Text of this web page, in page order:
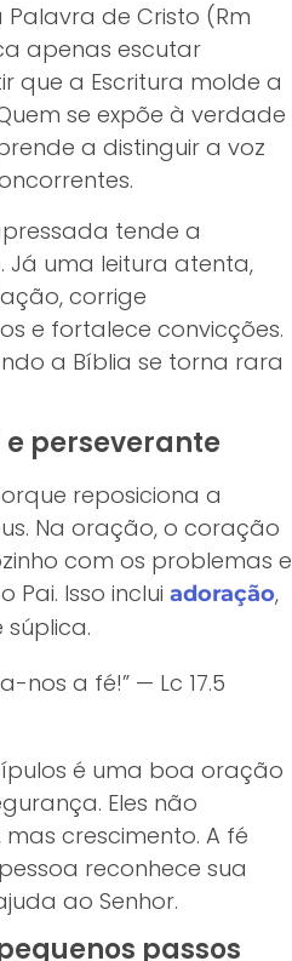
de Cristo (Rm
apenas escutar
que a Escritura molde a
se expõe à verdade
a distinguir a voz
tende a
Já uma leitura atenta,
corrige
e fortalece convicções.
a Bíblia se torna rara
perseverante
reposiciona a
Na oração, o coração
com os problemas e
Isso inclui adoração,
súplica.
nos a fé!” — Lc 17.5
é uma boa oração
Eles não
crescimento. A fé
reconhece sua
ao Senhor.
passos